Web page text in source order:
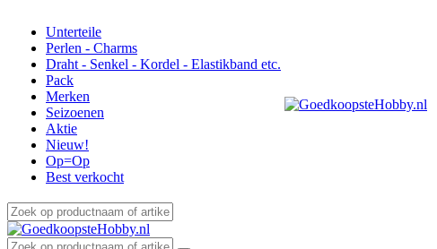
Unterteile
Perlen - Charms
Draht - Senkel - Kordel - Elastikband etc.
Pack
Merken
Seizoenen
Aktie
Nieuw!
Op=Op
Best verkocht